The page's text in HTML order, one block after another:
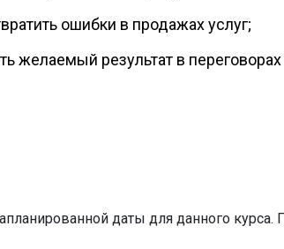
ошибки в продажах услуг;
желаемый результат в переговорах
даты для данного курса.